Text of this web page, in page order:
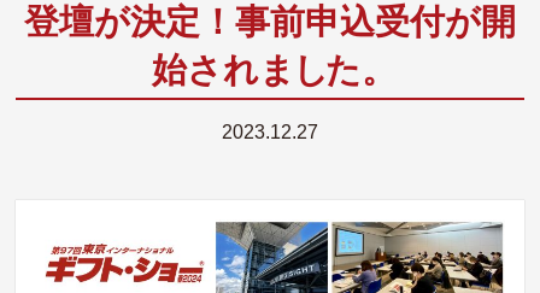
登壇が決定！事前申込受付が開
始されま した。
2023.12.27